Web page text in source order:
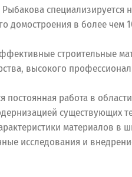
в более чем
строительные
высокого
постоянная работа в
материалов в
исследования и